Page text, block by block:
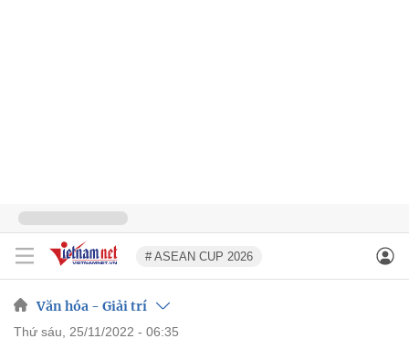
# ASEAN CUP 2026
Văn hóa - Giải trí
thứ sáu, 25/11/2022 - 06:35